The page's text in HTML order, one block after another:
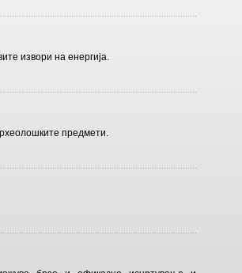
извори на енергија.
предмети.